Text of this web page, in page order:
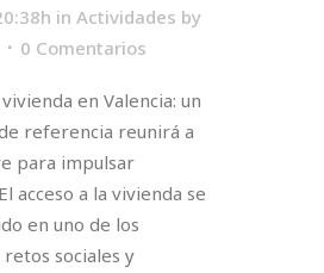
in Actividades by
0 Comentarios
en Valencia: un
referencia reunirá a
para impulsar
acceso a la vivienda se
en uno de los
sociales y